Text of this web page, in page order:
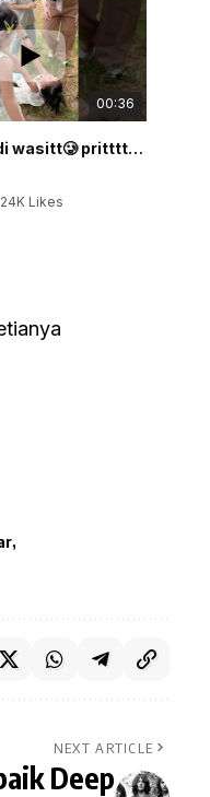
00:36
Hari hari jadi wasitt🥲 pritttt❤️❤️
24K Likes
NEXT ARTICLE
Deep